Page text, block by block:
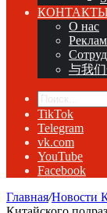
О нас
与我
TikTok
Telegram
vk.com
YouTube
Facebook
Главная/Новости